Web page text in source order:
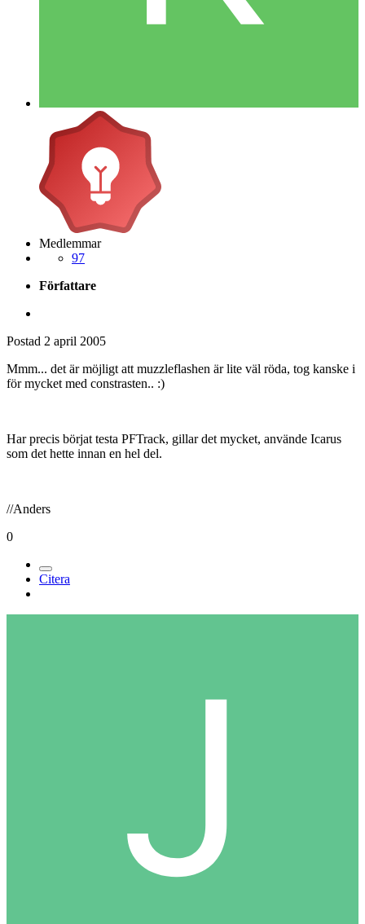
Medlemmar
97
Författare
Postad 2 april 2005
Mmm... det är möjligt att muzzleflashen är lite väl röda, tog kanske i
för mycket med constrasten.. :)
Har precis börjat testa PFTrack, gillar det mycket, använde Icarus
som det hette innan en hel del.
//Anders
0
Citera